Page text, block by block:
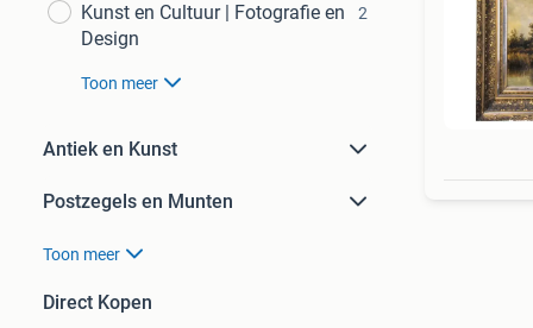
Kunst en Cultuur | Fotografie en
Design
2
Toon meer
Antiek en Kunst
Postzegels en Munten
Toon meer
Direct Kopen